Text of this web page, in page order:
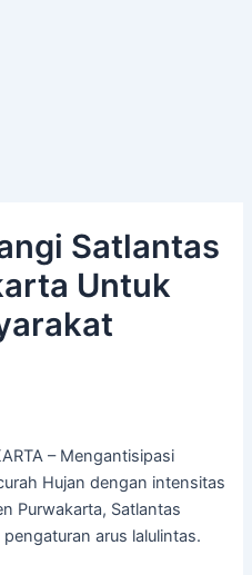
Satlantas
Untuk
– Mengantisipasi
Hujan dengan intensitas
Purwakarta, Satlantas
arus lalulintas.